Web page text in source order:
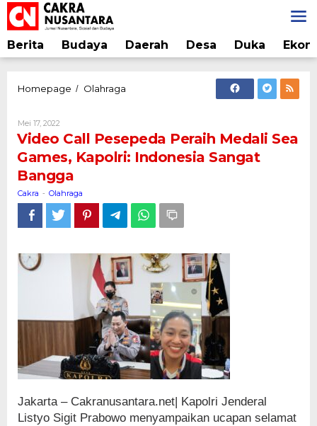
Lewati
ke
konten
Berita Budaya Daerah Desa Duka
Homepage / Olahraga
Medali
Sea
Indonesia
Sangat
Bangga
Mei 17, 2022
Cakra
Video Call Pesepeda Peraih Medali Sea
Games, Kapolri: Indonesia Sangat
Bangga
Cakra - Olahraga
Jakarta – Cakranusantara.net| Kapolri Jenderal
Listyo Sigit Prabowo menyampaikan ucapan selamat